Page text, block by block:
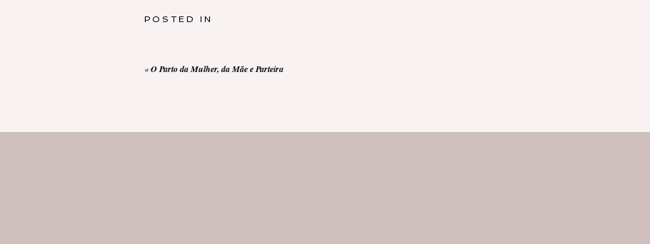
POSTED IN
« O Parto da Mulher, da Mãe e Parteira